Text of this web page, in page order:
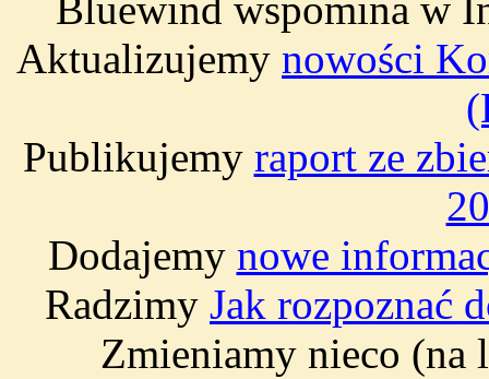
Bluewind wspomina w
Aktualizujemy nowości
Publikujemy raport ze
Dodajemy nowe
Radzimy Jak rozpoznać
Zmieniamy nieco (na